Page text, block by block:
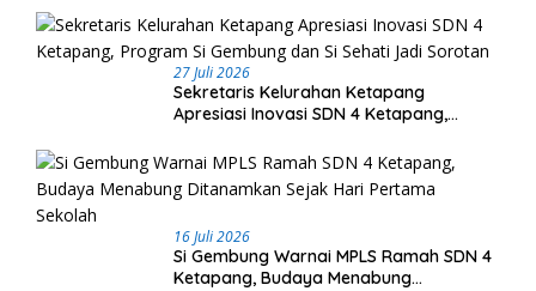
27 Juli 2026
Sekretaris Kelurahan Ketapang
Apresiasi Inovasi SDN 4 Ketapang,
Sorotan
16 Juli 2026
Si Gembung Warnai MPLS Ramah SDN 4
Ketapang, Budaya Menabung